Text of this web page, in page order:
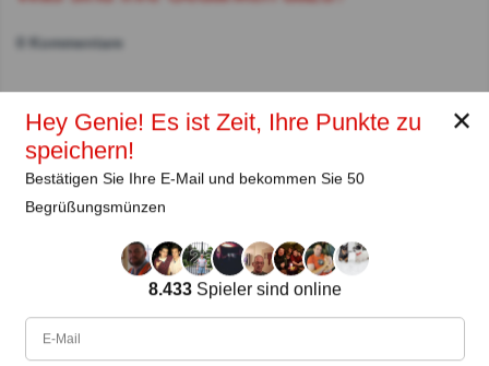
0 Kommentare
Autor:
Lena Strauss
Autor
Seit
11.2018
Level
99
Punktzahl
2439558
✕
Hey Genie! Es ist Zeit, Ihre Punkte zu
speichern!
Bestätigen Sie Ihre E-Mail und bekommen Sie 50
Begrüßungsmünzen
8.433Spieler sind online